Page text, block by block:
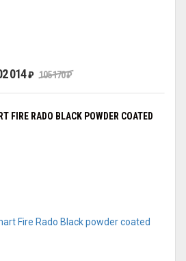
014₽ 105 170₽
RADO BLACK POWDER COATED